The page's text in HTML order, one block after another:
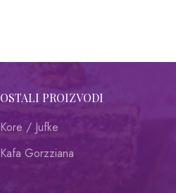
OSTALI PROIZVODI
Kore / Jufke
Kafa Gorzziana